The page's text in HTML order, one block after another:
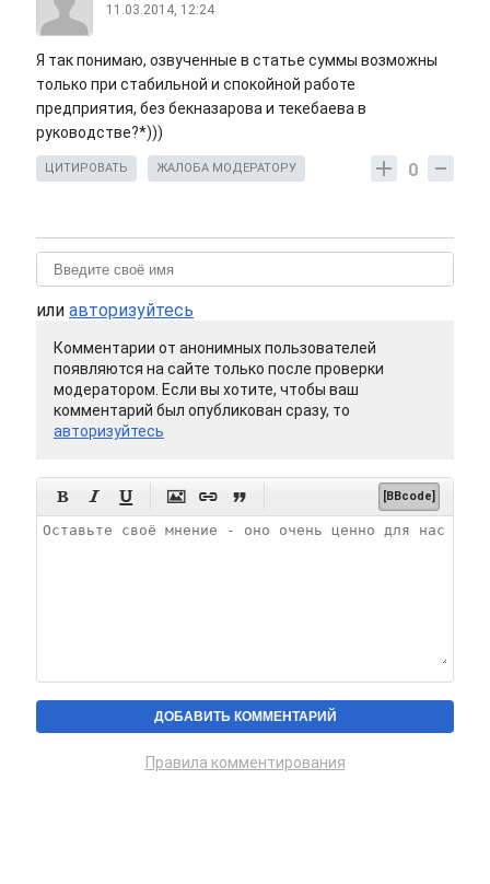
11.03.2014, 12:24
Я так понимаю, озвученные в статье суммы возможны
только при стабильной и спокойной работе
предприятия, без бекназарова и текебаева в
руководстве?*)))
0
ЦИТИРОВАТЬ ЖАЛОБА МОДЕРАТОРУ
или авторизуйтесь
Комментарии от анонимных пользователей
появляются на сайте только после проверки
модератором. Если вы хотите, чтобы ваш
комментарий был опубликован сразу, то
авторизуйтесь
      [BBcode]
Правила комментирования